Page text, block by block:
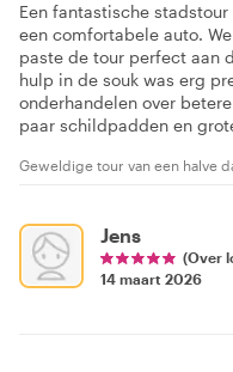
Een fantastische
een comfortabele auto.
paste de tour perfect aan
hulp in de souk was erg
onderhandelen over
paar schildpadden en
Geweldige tour van een halve
Jens
(Over
14 maart 2026